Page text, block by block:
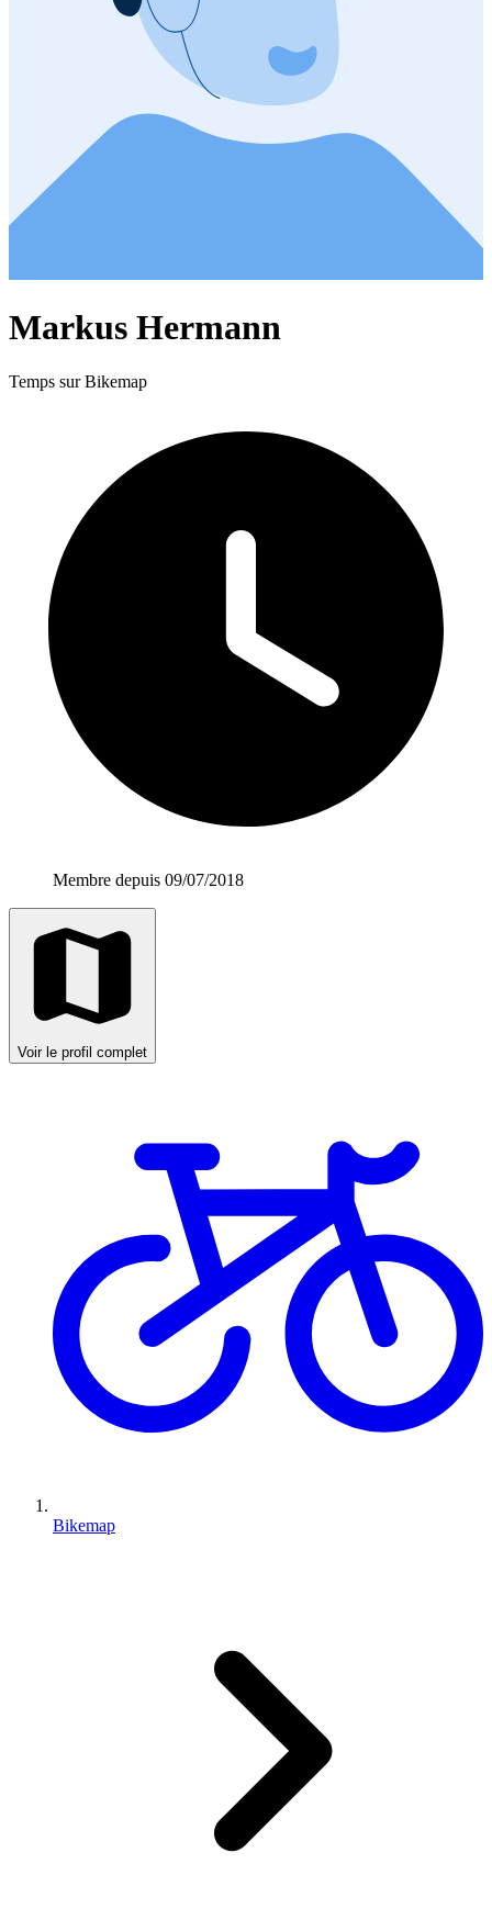
Markus Hermann
Temps sur Bikemap
Membre depuis 09/07/2018
Voir le profil complet
Bikemap